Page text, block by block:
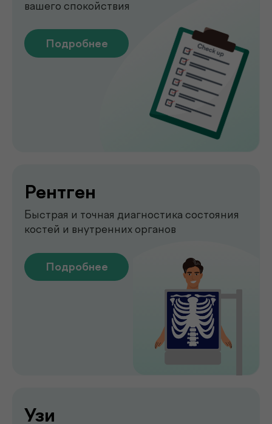
УЗИ-обследование для быстрой
Укрепление мышц тазового
дна без боли и операций
Обследование печени
Подробнее
Подробнее